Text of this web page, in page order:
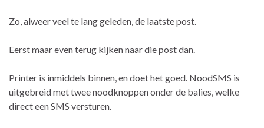
Zo, alweer veel te lang geleden, de laatste post.
Eerst maar even terug kijken naar die post dan.
Printer is inmiddels binnen, en doet het goed. NoodSMS is
uitgebreid met twee noodknoppen onder de balies, welke
direct een SMS versturen.